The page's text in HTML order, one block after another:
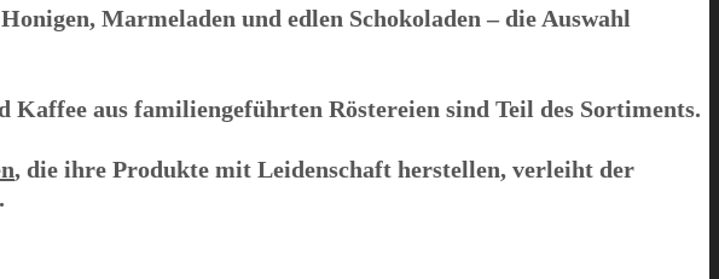
Marmeladen und edlen Schokoladen – die Auswahl
aus familiengeführten Röstereien sind Teil des Sortiments.
, die ihre Produkte mit Leidenschaft herstellen, verleiht der